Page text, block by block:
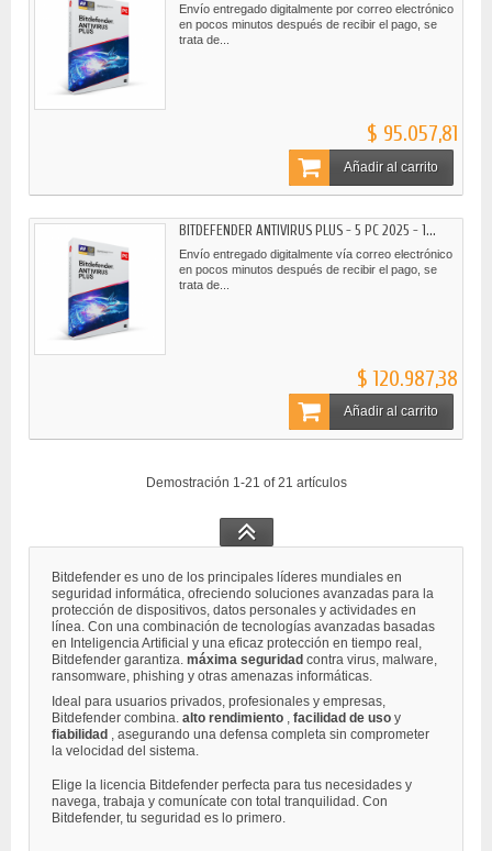
Envío entregado digitalmente por correo electrónico
en pocos minutos después de recibir el pago, se
trata de...
$ 95.057,81
Añadir al carrito
BITDEFENDER ANTIVIRUS PLUS - 5 PC 2025 - 1...
Envío entregado digitalmente vía correo electrónico
en pocos minutos después de recibir el pago, se
trata de...
$ 120.987,38
Añadir al carrito
Demostración 1-21 of 21 artículos
Bitdefender es uno de los principales líderes mundiales en
seguridad informática, ofreciendo soluciones avanzadas para la
protección de dispositivos, datos personales y actividades en
línea. Con una combinación de tecnologías avanzadas basadas
en Inteligencia Artificial y una eficaz protección en tiempo real,
Bitdefender garantiza. máxima seguridad contra virus, malware,
ransomware, phishing y otras amenazas informáticas.
Ideal para usuarios privados, profesionales y empresas,
Bitdefender combina. alto rendimiento , facilidad de uso y
fiabilidad , asegurando una defensa completa sin comprometer
la velocidad del sistema.
Elige la licencia Bitdefender perfecta para tus necesidades y
navega, trabaja y comunícate con total tranquilidad. Con
Bitdefender, tu seguridad es lo primero.